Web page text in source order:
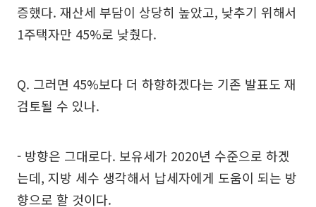
증했다. 재산세 부담이 상당히 높았고, 낮추기 위해서
1주택자만 45%로 낮췄다.
Q. 그러면 45%보다 더 하향하겠다는 기존 발표도 재
검토될 수 있나.
- 방향은 그대로다. 보유세가 2020년 수준으로 하겠
는데, 지방 세수 생각해서 납세자에게 도움이 되는 방
향으로 할 것이다.